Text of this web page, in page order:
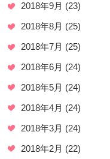
2018年9月 (23)
2018年8月 (25)
2018年7月 (25)
2018年6月 (24)
2018年5月 (24)
2018年4月 (24)
2018年3月 (24)
2018年2月 (22)